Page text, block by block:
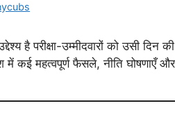
है परीक्षा-उम्मीदवारों को उसी
कई महत्वपूर्ण फैसले, नीति घोषणाएँ